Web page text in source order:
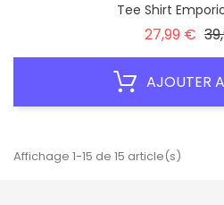
Tee Shirt
27,99 € Prix
AJOUTER
Affichage 1-15 de 15 article(s)